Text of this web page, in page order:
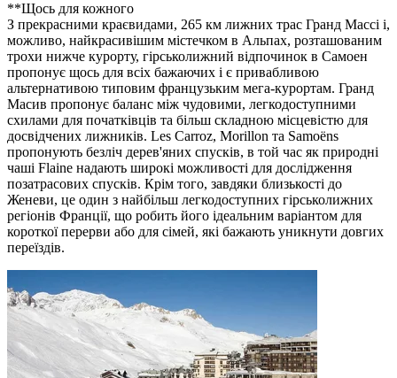
**Щось для кожного
З прекрасними краєвидами, 265 км лижних трас Гранд Массі і,
можливо, найкрасивішим містечком в Альпах, розташованим
трохи нижче курорту, гірськолижний відпочинок в Самоен
пропонує щось для всіх бажаючих і є привабливою
альтернативою типовим французьким мега-курортам. Гранд
Масив пропонує баланс між чудовими, легкодоступними
схилами для початківців та більш складною місцевістю для
досвідчених лижників. Les Carroz, Morillon та Samoëns
пропонують безліч дерев'яних спусків, в той час як природні
чаші Flaine надають широкі можливості для дослідження
позатрасових спусків. Крім того, завдяки близькості до
Женеви, це один з найбільш легкодоступних гірськолижних
регіонів Франції, що робить його ідеальним варіантом для
короткої перерви або для сімей, які бажають уникнути довгих
переїздів.